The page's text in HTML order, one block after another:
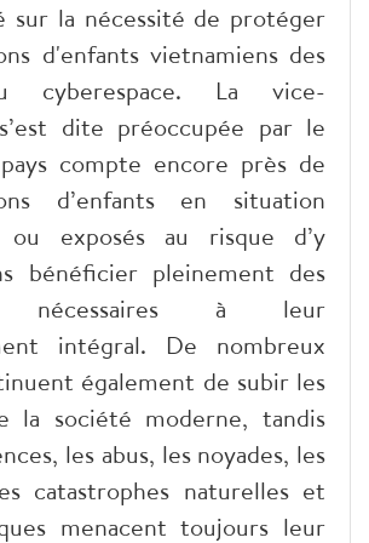
sur la nécessité de protéger
d'enfants vietnamiens des
cyberespace. La vice-
dite préoccupée par le
compte encore près de
d’enfants en situation
ou exposés au risque d’y
bénéficier pleinement des
nécessaires à leur
intégral. De nombreux
également de subir les
la société moderne, tandis
les abus, les noyades, les
catastrophes naturelles et
menacent toujours leur